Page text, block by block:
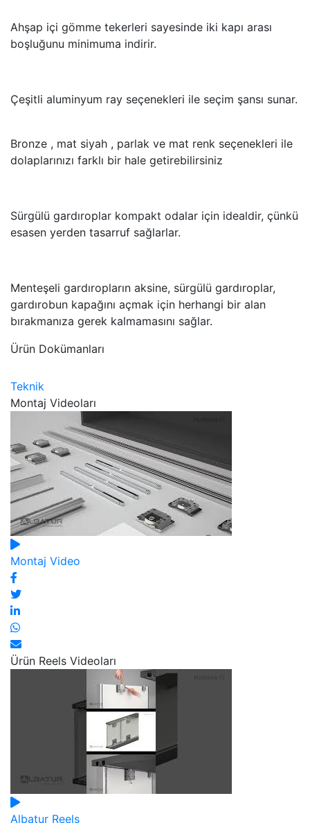
Ahşap içi gömme tekerleri sayesinde iki kapı arası
boşluğunu minimuma indirir.
Çeşitli aluminyum ray seçenekleri ile seçim şansı sunar.
Bronze , mat siyah , parlak ve mat renk seçenekleri ile
dolaplarınızı farklı bir hale getirebilirsiniz
Sürgülü gardıroplar kompakt odalar için idealdir, çünkü
esasen yerden tasarruf sağlarlar.
Menteşeli gardıropların aksine, sürgülü gardıroplar,
gardırobun kapağını açmak için herhangi bir alan
bırakmanıza gerek kalmamasını sağlar.
Ürün Dokümanları
Teknik
Montaj Videoları
Montaj Video
Ürün Reels Videoları
Albatur Reels